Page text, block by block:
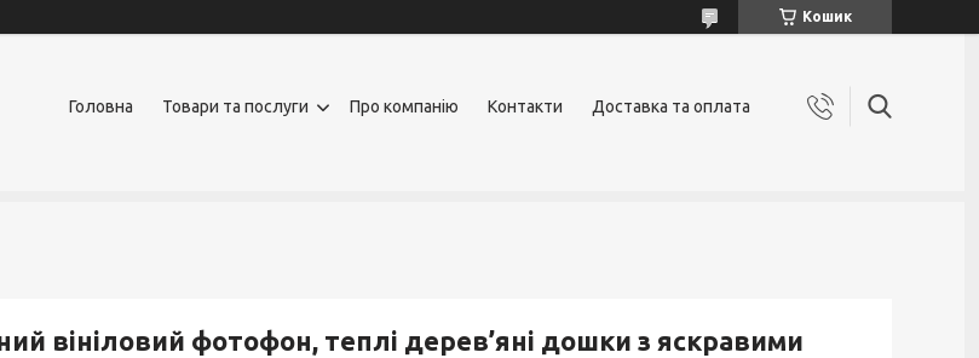
Кошик
Головна Товари та послуги Про компанію Контакти Доставка та оплата
вініловий фотофон, теплі дерев’яні дошки з яскравими